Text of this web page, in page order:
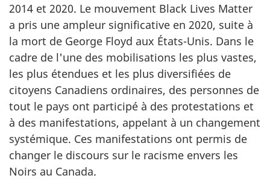
2014 et 2020. Le mouvement Black Lives Matter
a pris une ampleur significative en 2020, suite à
la mort de George Floyd aux États-Unis. Dans le
cadre de l'une des mobilisations les plus vastes,
les plus étendues et les plus diversifiées de
citoyens Canadiens ordinaires, des personnes de
tout le pays ont participé à des protestations et
à des manifestations, appelant à un changement
systémique. Ces manifestations ont permis de
changer le discours sur le racisme envers les
Noirs au Canada.